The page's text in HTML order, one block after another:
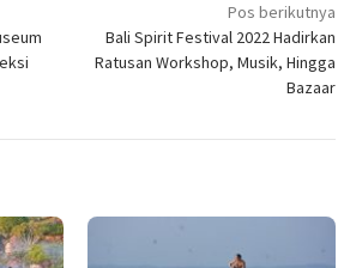
Pos berikutnya
Bali Spirit Festival 2022 Hadirkan
Ratusan Workshop, Musik, Hingga
Bazaar